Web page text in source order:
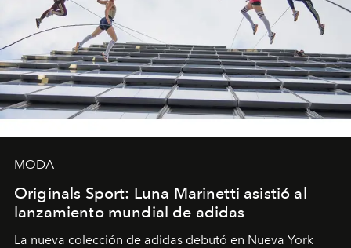
MODA
Originals Sport: Luna Marinetti asistió al
lanzamiento mundial de adidas
La nueva colección de adidas debutó en Nueva York